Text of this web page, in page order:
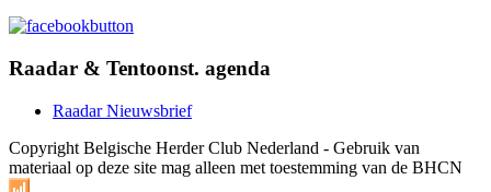
Raadar & Tentoonst. agenda
Raadar Nieuwsbrief
Copyright Belgische Herder Club Nederland - Gebruik van
materiaal op deze site mag alleen met toestemming van de BHCN